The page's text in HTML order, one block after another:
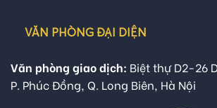
VĂN PHÒNG ĐẠI DIỆN
Văn phòng giao dịch: Biệt thự D2-26
P. Phúc Đồng, Q. Long Biên, Hà Nội